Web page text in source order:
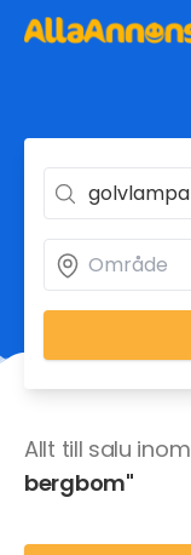
Allt till salu inom
bergbom"